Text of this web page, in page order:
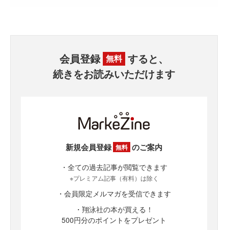
会員登録 無料 すると、
続きをお読みいただけます
新規会員登録 無料 のご案内
・全ての過去記事が閲覧できます
※プレミアム記事（有料）は除く
・会員限定メルマガを受信できます
・翔泳社の本が買える！
500円分のポイントをプレゼント